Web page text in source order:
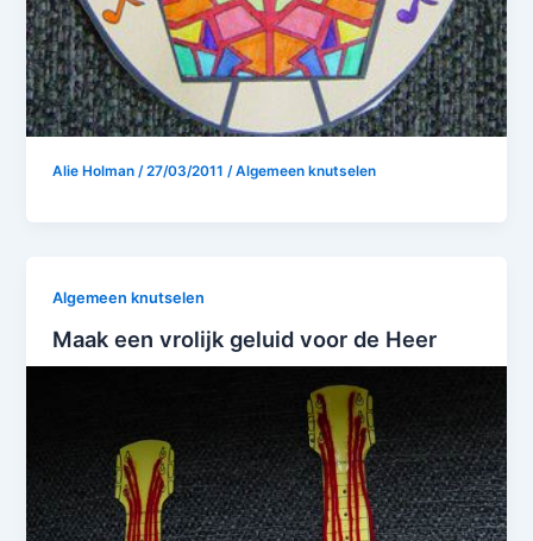
Alie Holman/27/03/2011/Algemeen knutselen
Algemeen knutselen
Maak een vrolijk geluid voor de Heer